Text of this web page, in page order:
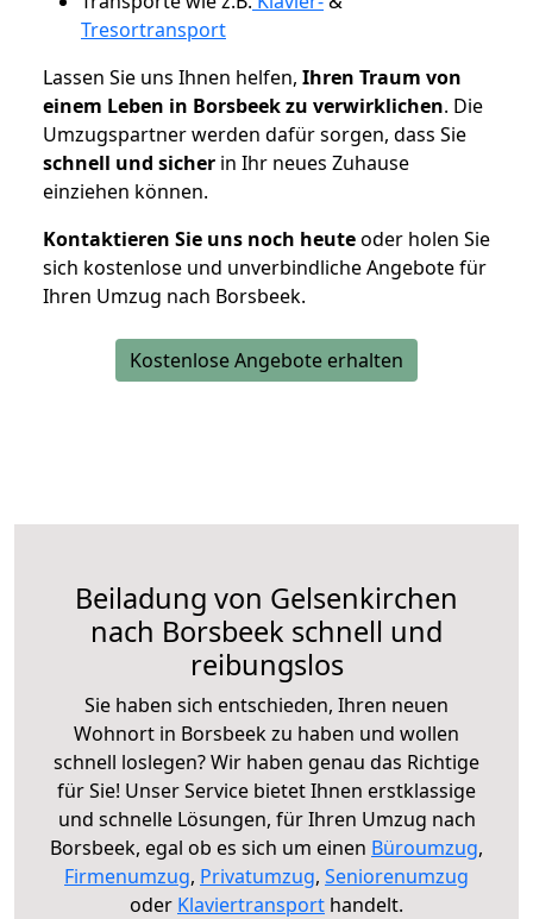
Tresortransport
Lassen Sie uns Ihnen helfen, Ihren Traum von
einem Leben in Borsbeek zu verwirklichen. Die
Umzugspartner werden dafür sorgen, dass Sie
schnell und sicher in Ihr neues Zuhause
einziehen können.
Kontaktieren Sie uns noch heuteoder holen Sie
sich kostenlose und unverbindliche Angebote für
Ihren Umzug nach Borsbeek.
Kostenlose Angebote erhalten
Beiladung von Gelsenkirchen
nach Borsbeek schnell und
reibungslos
Sie haben sich entschieden, Ihren neuen
Wohnort in Borsbeek zu haben und wollen
schnell loslegen? Wir haben genau das Richtige
für Sie! Unser Service bietet Ihnen erstklassige
und schnelle Lösungen, für Ihren Umzug nach
Borsbeek, egal ob es sich um einen Büroumzug,
Firmenumzug, Privatumzug, Seniorenumzug
oder Klaviertransport handelt.